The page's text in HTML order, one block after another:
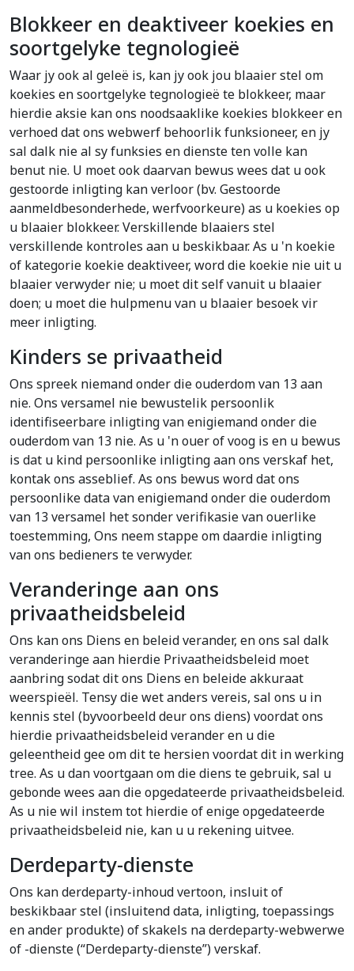
Blokkeer en deaktiveer koekies en
soortgelyke tegnologieë
Waar jy ook al geleë is, kan jy ook jou blaaier stel om
koekies en soortgelyke tegnologieë te blokkeer, maar
hierdie aksie kan ons noodsaaklike koekies blokkeer en
verhoed dat ons webwerf behoorlik funksioneer, en jy
sal dalk nie al sy funksies en dienste ten volle kan
benut nie. U moet ook daarvan bewus wees dat u ook
gestoorde inligting kan verloor (bv. Gestoorde
aanmeldbesonderhede, werfvoorkeure) as u koekies op
u blaaier blokkeer. Verskillende blaaiers stel
verskillende kontroles aan u beskikbaar. As u 'n koekie
of kategorie koekie deaktiveer, word die koekie nie uit u
blaaier verwyder nie; u moet dit self vanuit u blaaier
doen; u moet die hulpmenu van u blaaier besoek vir
meer inligting.
Kinders se privaatheid
Ons spreek niemand onder die ouderdom van 13 aan
nie. Ons versamel nie bewustelik persoonlik
identifiseerbare inligting van enigiemand onder die
ouderdom van 13 nie. As u 'n ouer of voog is en u bewus
is dat u kind persoonlike inligting aan ons verskaf het,
kontak ons asseblief. As ons bewus word dat ons
persoonlike data van enigiemand onder die ouderdom
van 13 versamel het sonder verifikasie van ouerlike
toestemming, Ons neem stappe om daardie inligting
van ons bedieners te verwyder.
Veranderinge aan ons
privaatheidsbeleid
Ons kan ons Diens en beleid verander, en ons sal dalk
veranderinge aan hierdie Privaatheidsbeleid moet
aanbring sodat dit ons Diens en beleide akkuraat
weerspieël. Tensy die wet anders vereis, sal ons u in
kennis stel (byvoorbeeld deur ons diens) voordat ons
hierdie privaatheidsbeleid verander en u die
geleentheid gee om dit te hersien voordat dit in werking
tree. As u dan voortgaan om die diens te gebruik, sal u
gebonde wees aan die opgedateerde privaatheidsbeleid.
As u nie wil instem tot hierdie of enige opgedateerde
privaatheidsbeleid nie, kan u u rekening uitvee.
Derdeparty-dienste
Ons kan derdeparty-inhoud vertoon, insluit of
beskikbaar stel (insluitend data, inligting, toepassings
en ander produkte) of skakels na derdeparty-webwerwe
of -dienste (“Derdeparty-dienste”) verskaf.